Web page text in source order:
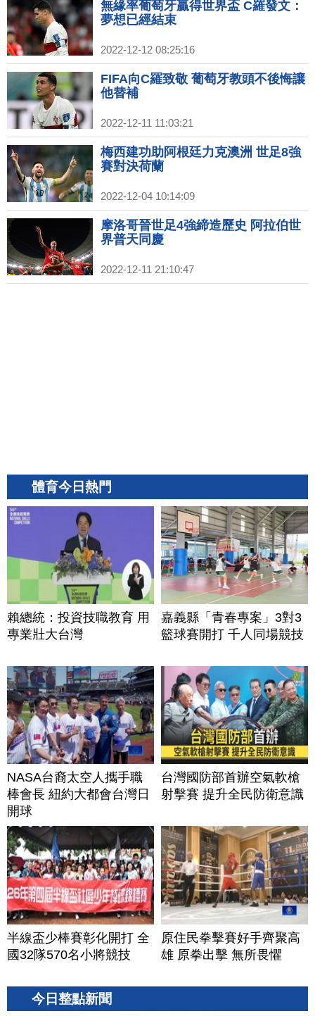
無緣率葡萄牙贏得世界盃 C羅發文：
夢想已經結束
2022-12-12 08:25:16
FIFA向C羅致敬 葡萄牙教頭不後悔讓
他替補
2022-12-11 11:03:21
梅西建功助阿根廷力克澳洲 世足8強
賽對決荷蘭
2022-12-04 10:14:09
摩洛哥晉世足4強締造歷史 阿拉伯世
界普天同慶
2022-12-11 21:10:47
體育今日熱門
賴總統：投資技職教育 用
專業壯大台灣
嘉義縣「青春專案」3對3
籃球賽開打 千人同場競技
NASA台裔太空人攜手職
棒會長 紐約大都會台灣日
開球
台灣國防部首辦空氣軟槍
射擊賽 提升全民防衛意識
半線盃少棒賽彰化開打 全
國32隊570名小將競技
原住民拳擊賽好手齊聚高
雄 原拳出擊 無所畏懼
今日整點新聞